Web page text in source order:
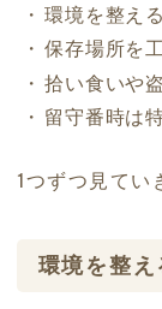
環境を整える
保存場所を
拾い食いや
留守番時は
1つずつ見てい
環境を整え